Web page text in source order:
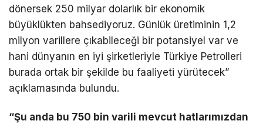
dönersek 250 milyar dolarlık bir ekonomik
büyüklükten bahsediyoruz. Günlük üretiminin 1,2
milyon varillere çıkabileceği bir potansiyel var ve
hani dünyanın en iyi şirketleriyle Türkiye Petrolleri
burada ortak bir şekilde bu faaliyeti yürütecek”
açıklamasında bulundu.
“Şu anda bu 750 bin varili mevcut hatlarımızdan